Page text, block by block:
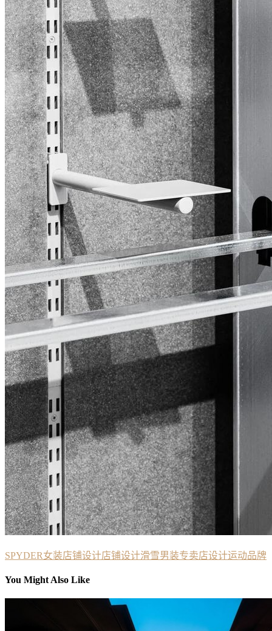
SPYDER女装店铺设计店铺设计滑雪男装专卖店设计运动品牌
You Might Also Like